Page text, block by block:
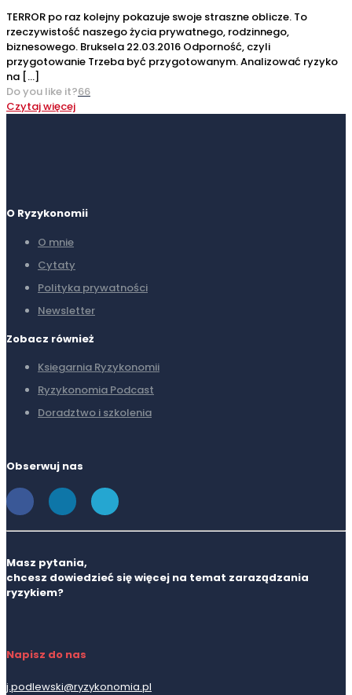
TERROR po raz kolejny pokazuje swoje straszne oblicze. To
rzeczywistość naszego życia prywatnego, rodzinnego,
biznesowego. Bruksela 22.03.2016 Odporność, czyli
przygotowanie Trzeba być przygotowanym. Analizować ryzyko
na […]
Do you like it?66
Czytaj więcej
O Ryzykonomii
O mnie
Cytaty
Polityka prywatności
Newsletter
Zobacz również
Ksiegarnia Ryzykonomii
Ryzykonomia Podcast
Doradztwo i szkolenia
Obserwuj nas
Masz pytania,
chcesz dowiedzieć się więcej na temat zaraządzania
ryzykiem?
Napisz do nas
j.podlewski@ryzykonomia.pl